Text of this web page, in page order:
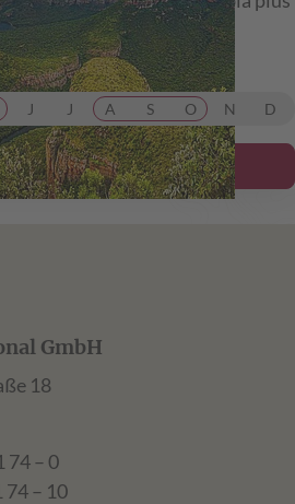
J J A S O N D
ansehen
GmbH
18
74 – 0
74 – 10